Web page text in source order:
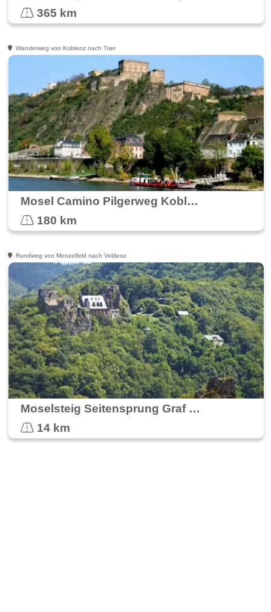
365 km
Wanderweg von Koblenz nach Trier
Mosel Camino Pilgerweg Koblenz nach Trier
180 km
Rundweg von Monzelfeld nach Veldenz
Moselsteig Seitensprung Graf Georg Johannes
14 km